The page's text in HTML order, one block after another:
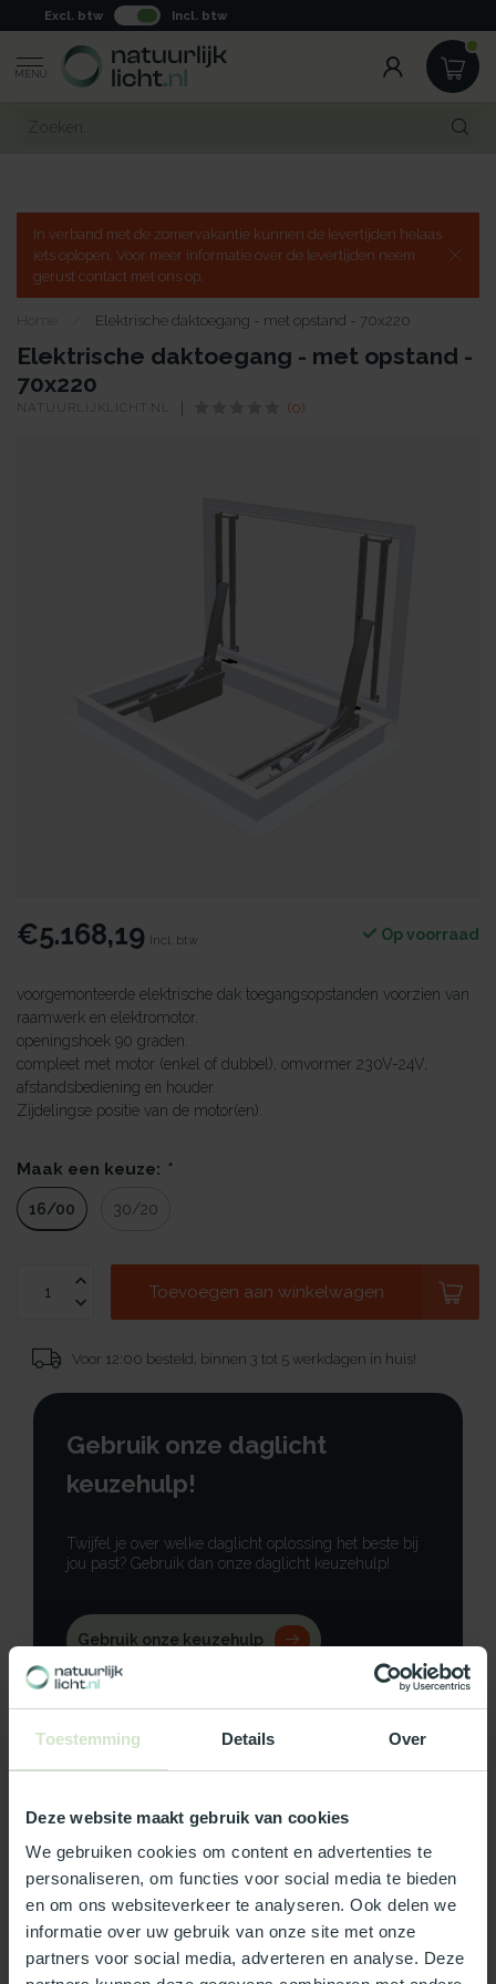
Toestemming Details Over
Deze website maakt gebruik van cookies
We gebruiken cookies om content en advertenties te
personaliseren, om functies voor social media te bieden
en om ons websiteverkeer te analyseren. Ook delen we
informatie over uw gebruik van onze site met onze
partners voor social media, adverteren en analyse. Deze
Excl. btw Incl. btw
MENU
In verband met de zomervakantie kunnen de levertijden helaas
iets oplopen. Voor meer informatie over de levertijden neem
gerust contact met ons op.
Home Elektrische daktoegang - met opstand - 70x220
Elektrische daktoegang - met opstand -
70x220
NATUURLIJKLICHT.NL (0)
€5.168,19 Incl. btw Op voorraad
voorgemonteerde elektrische dak toegangsopstanden voorzien van
raamwerk en elektromotor.
openingshoek 90 graden.
compleet met motor (enkel of dubbel), omvormer 230V-24V,
afstandsbediening en houder.
Zijdelingse positie van de motor(en).
Maak een keuze: *
16/00 30/20
Toevoegen aan winkelwagen
Voor 12:00 besteld, binnen 3 tot 5 werkdagen in huis!
Gebruik onze daglicht
keuzehulp!
Twijfel je over welke daglicht oplossing het beste bij
jou past? Gebruik dan onze daglicht keuzehulp!
Gebruik onze keuzehulp
Productomschrijving
Specificaties